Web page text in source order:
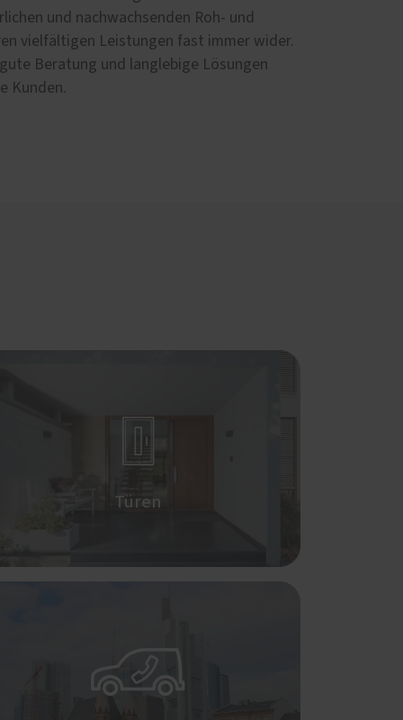
und nachwachsenden Roh- und
vielfältigen Leistungen fast immer wider.
Beratung und langlebige Lösungen
Kunden.

Türen
